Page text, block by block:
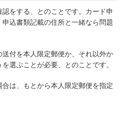
をする、とのことです。カード申
込書類記載の住所と一緒なら問題
付を本人限定郵便か、それ以外か
選ぶことが必要、とのことです。
は、もとから本人限定郵便を指定